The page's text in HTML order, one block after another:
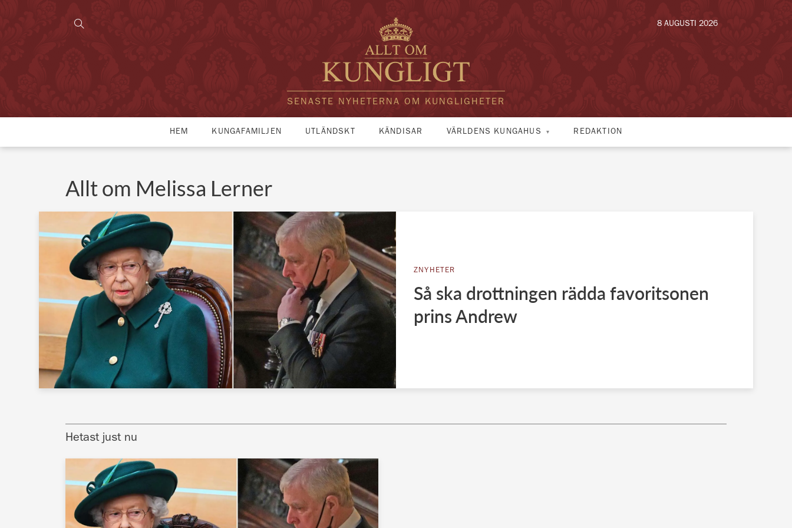
SENASTE NYHETERNA OM KUNGLIGHETER
8 AUGUSTI 2026
HEM KUNGAFAMILJEN UTLÄNDSKT KÄNDISAR VÄRLDENS KUNGAHUS REDAKTION
Allt om Melissa Lerner
ZNYHETER
Så ska drottningen rädda favoritsonen
prins Andrew
Hetast just nu